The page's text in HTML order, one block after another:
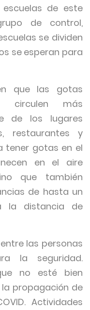
de este
de control,
se dividen
se esperan para
que las gotas
circulen más
de los lugares
restaurantes y
tener gotas en el
en el aire
que también
de hasta un
la distancia de
las personas
la seguridad.
no esté bien
propagación de
Actividades